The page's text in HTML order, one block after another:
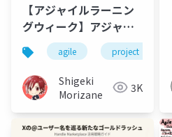
【アジャイルラーニン
グウィーク】アジャイ
ル型プロジェクトのた
めのアダプティブプロ
ジェクトマネジメント
agile project
Shigeki
Morizane
3K